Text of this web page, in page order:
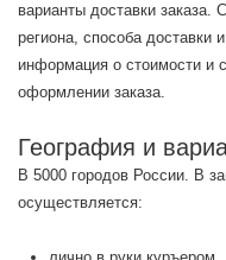
варианты доставки заказа.
региона, способа доставки
информация о стоимости и
оформлении заказа.
География и
В 5000 городов России. В
осуществляется: